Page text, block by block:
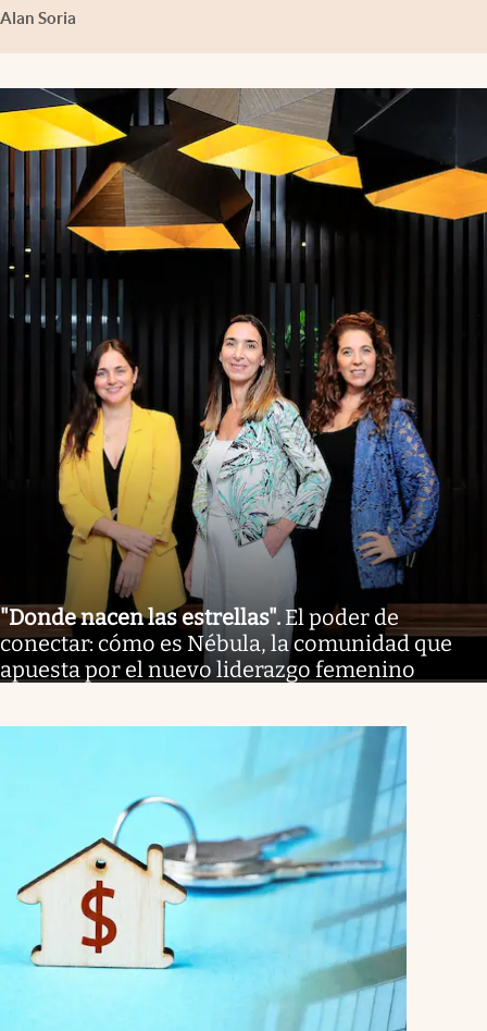
Alan Soria
"Donde nacen las estrellas". El poder de
conectar: cómo es Nébula, la comunidad que
apuesta por el nuevo liderazgo femenino